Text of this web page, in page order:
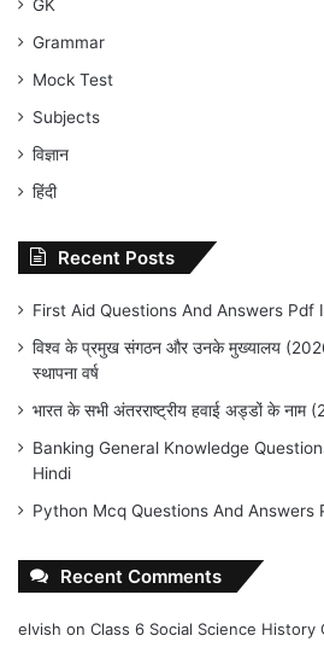
GK
Grammar
Mock Test
Subjects
विज्ञान
हिंदी
Recent Posts
First Aid Questions And Answers Pdf
विश्व के प्रमुख संगठन और उनके मुख्यालय
स्थापना वर्ष
भारत के सभी अंतरराष्ट्रीय हवाई अड्डों के नाम
Banking General Knowledge
Hindi
Python Mcq Questions And Answers
Recent Comments
elvish on Class 6 Social Science History